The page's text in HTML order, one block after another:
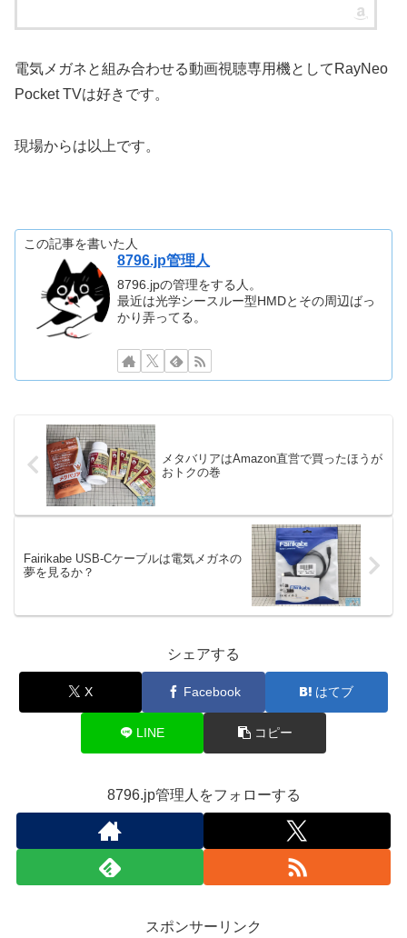
電気メガネと組み合わせる動画視聴専用機としてRayNeo
Pocket TVは好きです。
現場からは以上です。
この記事を書いた人
8796.jp管理人
8796.jpの管理をする人。
最近は光学シースルー型HMDとその周辺ばっ
かり弄ってる。
メタバリアはAmazon直営で買ったほうが
おトクの巻
Fairikabe USB-Cケーブルは電気メガネの
夢を見るか？
シェアする
X Facebook はてブ
LINE コピー
8796.jp管理人をフォローする
スポンサーリンク